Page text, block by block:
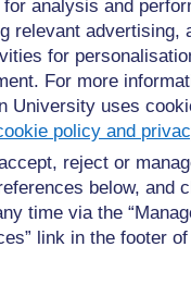
analysis and
relevant advertising,
for
For more
University uses
policy and
reject or
below, and
time via the
link in the footer
: Fractions
moitiés, des tiers et
par exemple